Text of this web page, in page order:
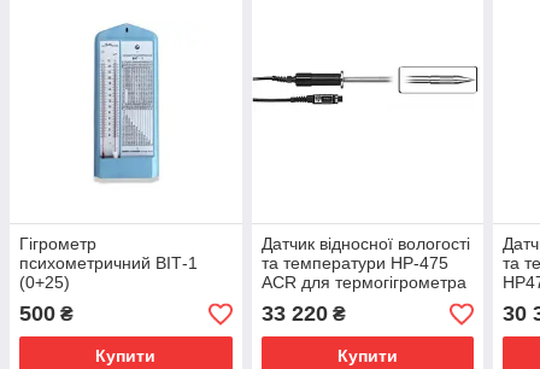
Гігрометр
психометричний ВІТ-1
(0+25)
500 ₴
Купити
Датчик відносної вологості
та температури HP-475
ACR для термогігрометра
DELTA OHM HD2101.1
33 220₴
Купити
та
30